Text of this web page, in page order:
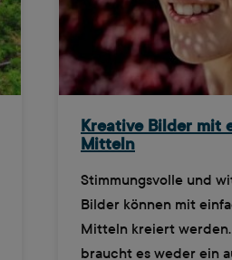
Kreative Bilder mit
Mitteln
Stimmungsvolle und
Bilder können mit
Mitteln kreiert
braucht es weder ein